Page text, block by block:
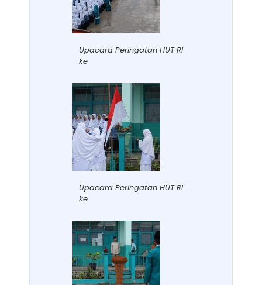
Upacara Peringatan HUT RI
ke
Upacara Peringatan HUT RI
ke